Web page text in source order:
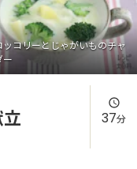
ッコリーとじゃがいものチャ
ー
37分